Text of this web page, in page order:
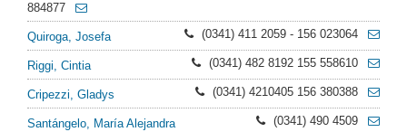
884877
Quiroga, Josefa (0341) 411 2059 - 156 023064
Riggi, Cintia (0341) 482 8192 155 558610
Cripezzi, Gladys (0341) 4210405 156 380388
Santángelo, María Alejandra (0341) 490 4509